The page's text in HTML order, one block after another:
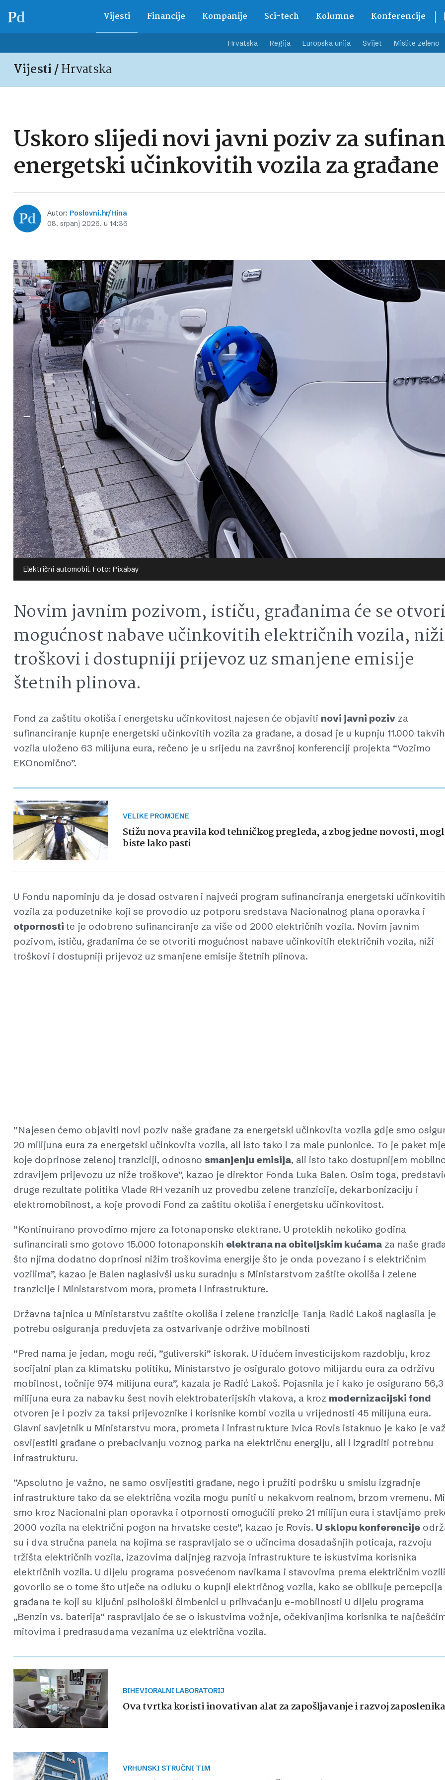
Vijesti Financije Kompanije Sci-tech Kolumne Konferencije
Hrvatska Regija Europska unija Svijet Mislite zeleno
Vijesti /Hrvatska
Uskoro slijedi novi javni poziv za
energetski učinkovitih vozila za građane
Autor: Poslovni.hr/Hina
08. srpanj 2026. u 14:36
Električni automobil. Foto: Pixabay
Novim javnim pozivom, ističu, građanima će se
mogućnost nabave učinkovitih električnih vozila, niži
troškovi i dostupniji prijevoz uz smanjene emisije
štetnih plinova.
Fond za zaštitu okoliša i energetsku učinkovitost najesen će objaviti novi javni poziv za
sufinanciranje kupnje energetski učinkovitih vozila za građane, a dosad je u kupnju 11.000 takvih
vozila uloženo 63 milijuna eura, rečeno je u srijedu na završnoj konferenciji projekta “Vozimo
EKOnomično”.
VELIKE PROMJENE
Stižu nova pravila kod tehničkog pregleda, a zbog jedne novosti,
biste lako pasti
U Fondu napominju da je dosad ostvaren i najveći program sufinanciranja energetski učinkovitih
vozila za poduzetnike koji se provodio uz potporu sredstava Nacionalnog plana oporavka i
otpornosti te je odobreno sufinanciranje za više od 2000 električnih vozila. Novim javnim
pozivom, ističu, građanima će se otvoriti mogućnost nabave učinkovitih električnih vozila, niži
troškovi i dostupniji prijevoz uz smanjene emisije štetnih plinova.
”Najesen ćemo objaviti novi poziv naše građane za energetski učinkovita vozila gdje smo
20 milijuna eura za energetski učinkovita vozila, ali isto tako i za male punionice. To je paket
koje doprinose zelenoj tranziciji, odnosno smanjenju emisija, ali isto tako dostupnijem
zdravijem prijevozu uz niže troškove”, kazao je direktor Fonda Luka Balen. Osim toga,
druge rezultate politika Vlade RH vezanih uz provedbu zelene tranzicije, dekarbonizaciju i
elektromobilnost, a koje provodi Fond za zaštitu okoliša i energetsku učinkovitost.
”Kontinuirano provodimo mjere za fotonaponske elektrane. U proteklih nekoliko godina
sufinancirali smo gotovo 15.000 fotonaponskih elektrana na obiteljskim kućama za naše
što njima dodatno doprinosi nižim troškovima energije što je onda povezano i s električnim
vozilima”, kazao je Balen naglasivši usku suradnju s Ministarstvom zaštite okoliša i zelene
tranzicije i Ministarstvom mora, prometa i infrastrukture.
Državna tajnica u Ministarstvu zaštite okoliša i zelene tranzicije Tanja Radić Lakoš naglasila je
potrebu osiguranja preduvjeta za ostvarivanje održive mobilnosti
”Pred nama je jedan, mogu reći, ”guliverski” iskorak. U idućem investicijskom razdoblju, kroz
socijalni plan za klimatsku politiku, Ministarstvo je osiguralo gotovo milijardu eura za održivu
mobilnost, točnije 974 milijuna eura”, kazala je Radić Lakoš. Pojasnila je i kako je osigurano 56,3
milijuna eura za nabavku šest novih elektrobaterijskih vlakova, a kroz modernizacijski fond
otvoren je i poziv za taksi prijevoznike i korisnike kombi vozila u vrijednosti 45 milijuna eura.
Glavni savjetnik u Ministarstvu mora, prometa i infrastrukture Ivica Rovis istaknuo je kako je
osvijestiti građane o prebacivanju voznog parka na električnu energiju, ali i izgraditi potrebnu
infrastrukturu.
”Apsolutno je važno, ne samo osvijestiti građane, nego i pružiti podršku u smislu izgradnje
infrastrukture tako da se električna vozila mogu puniti u nekakvom realnom, brzom vremenu. Mi
smo kroz Nacionalni plan oporavka i otpornosti omogućili preko 21 milijun eura i stavljamo
2000 vozila na električni pogon na hrvatske ceste”, kazao je Rovis. U sklopu konferencije
su i dva stručna panela na kojima se raspravljalo se o učincima dosadašnjih poticaja, razvoju
tržišta električnih vozila, izazovima daljnjeg razvoja infrastrukture te iskustvima korisnika
električnih vozila. U dijelu programa posvećenom navikama i stavovima prema električnim
govorilo se o tome što utječe na odluku o kupnji električnog vozila, kako se oblikuje percepcija
građana te koji su ključni psihološki čimbenici u prihvaćanju e-mobilnosti U dijelu programa
„Benzin vs. baterija“ raspravljalo će se o iskustvima vožnje, očekivanjima korisnika te
mitovima i predrasudama vezanima uz električna vozila.
BIHEVIORALNI LABORATORIJ
Ova tvrtka koristi inovativan alat za zapošljavanje i razvoj zaposlenika
VRHUNSKI STRUČNI TIM